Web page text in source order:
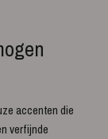
accenten die
verfijnde